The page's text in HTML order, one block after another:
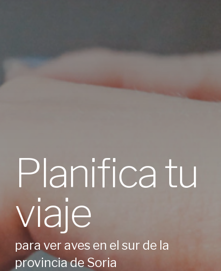
Planifica tu
viaje
para ver aves en el sur de la
provincia de Soria